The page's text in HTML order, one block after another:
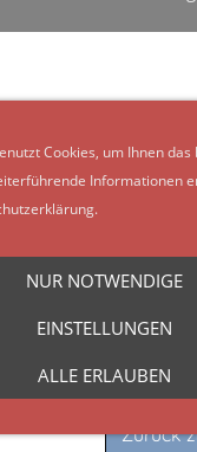
Zurück
Cookies, um Ihnen
Informationen
NUR NOTWENDIGE
EINSTELLUNGEN
ALLE ERLAUBEN